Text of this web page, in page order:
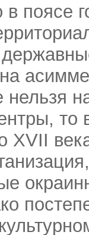
в поясе
нельзя